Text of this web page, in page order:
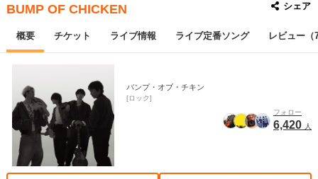
BUMP OF CHICKEN シェア
概要 チケット ライブ情報 ライブ定番ソング レビュー（
バンプ・オブ・チキン
ロック
フォロー
6,420 人